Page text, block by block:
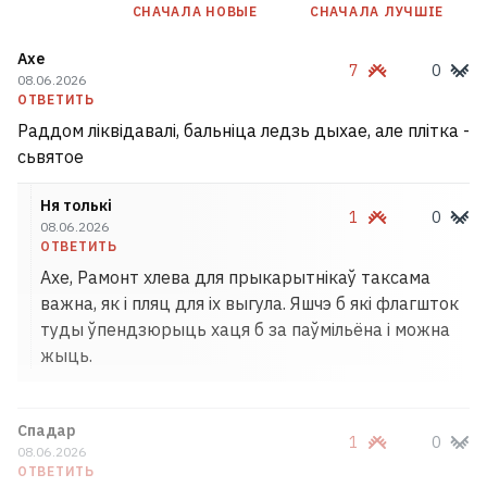
СНАЧАЛА НОВЫE СНАЧАЛА ЛУЧШІЕ
Axe
08.06.2026
ОТВЕТИТЬ
7 0
Раддом ліквідавалі, бальніца ледзь дыхае, але плітка -
сьвятое
Ня толькі
08.06.2026
ОТВЕТИТЬ
1 0
Axe, Рамонт хлева для прыкарытнікаў таксама
важна, як і пляц для іх выгула. Яшчэ б які флагшток
туды ўпендзюрыць хаця б за паўмільёна і можна
жыць.
Спадар
08.06.2026
ОТВЕТИТЬ
1 0
На минском пляже за кражи